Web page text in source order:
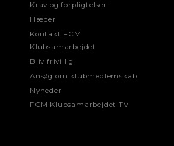
Krav og forpligtelser
Hæder
Kontakt FCM
Klubsamarbejdet
Bliv frivillig
Ansøg om klubmedlemskab
Nyheder
FCM Klubsamarbejdet TV